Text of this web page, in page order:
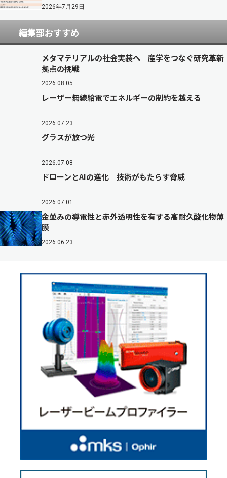
2026年7月29日
編集部おすすめ
メタマテリアルの社会実装へ 産学をつなぐ研究革新
拠点の挑戦
2026.08.05
レーザー無線給電でエネルギーの制約を越える
2026.07.23
グラスが放つ光
2026.07.08
ドローンとAIの進化 技術がもたらす脅威
2026.07.01
金並みの導電性と赤外透明性を有する高耐久酸化物薄
膜
2026.06.23